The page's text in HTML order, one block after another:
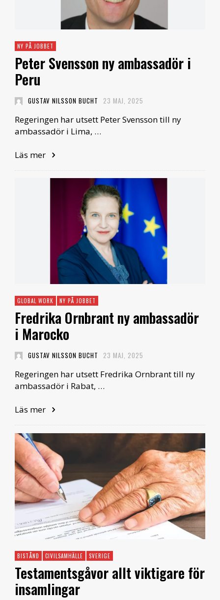
NY PÅ JOBBET
Peter Svensson ny ambassadör i
Peru
GUSTAV NILSSON BUCHT 23 MAJ, 2025
Regeringen har utsett Peter Svensson till ny
ambassadör i Lima, …
Läs mer
GLOBAL WORK NY PÅ JOBBET
Fredrika Ornbrant ny ambassadör
i Marocko
GUSTAV NILSSON BUCHT 23 MAJ, 2025
Regeringen har utsett Fredrika Ornbrant till ny
ambassadör i Rabat, …
Läs mer
BISTÅND CIVILSAMHÄLLE SVERIGE
Testamentsgåvor allt viktigare för
insamlingar